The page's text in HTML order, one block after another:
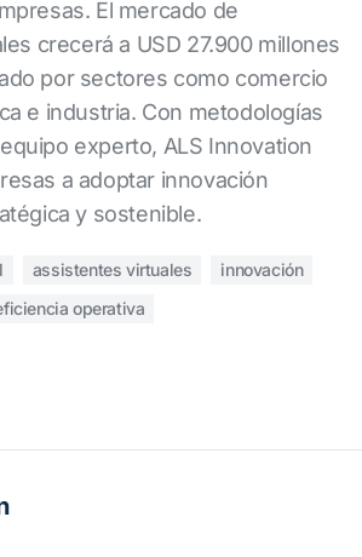
El mercado de
crecerá a USD 27.900 millones
por sectores como comercio
e industria. Con metodologías
experto, ALS Innovation
a adoptar innovación
y sostenible.
assistentes virtuales
innovación
operativa